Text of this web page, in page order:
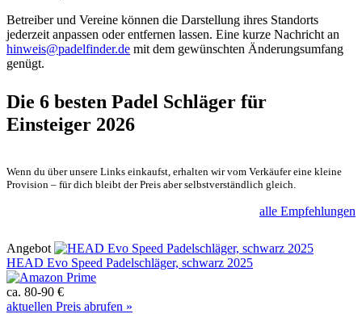
Betreiber und Vereine können die Darstellung ihres Standorts
jederzeit anpassen oder entfernen lassen. Eine kurze Nachricht an
hinweis@padelfinder.de mit dem gewünschten Änderungsumfang
genügt.
Die 6 besten Padel Schläger für
Einsteiger 2026
Wenn du über unsere Links einkaufst, erhalten wir vom Verkäufer eine kleine
Provision – für dich bleibt der Preis aber selbstverständlich gleich.
alle Empfehlungen
Angebot
HEAD Evo Speed Padelschläger, schwarz 2025
ca. 80-90 €
aktuellen Preis abrufen »